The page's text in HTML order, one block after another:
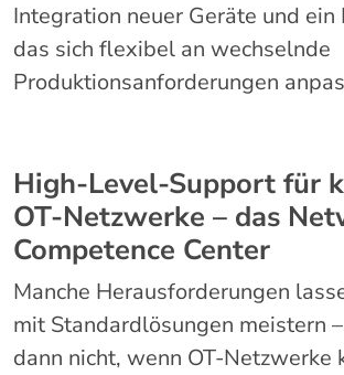
Integration neuer Geräte und ein
das sich flexibel an wechselnde
Produktionsanforderungen
High-Level-Support für
OT-Netzwerke – das
Competence Center
Manche Herausforderungen
mit Standardlösungen meistern
dann nicht, wenn OT-Netzwerke